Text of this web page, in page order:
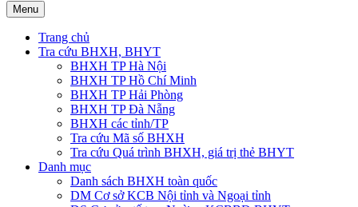
Menu
Trang chủ
Tra cứu BHXH, BHYT
BHXH TP Hà Nội
BHXH TP Hồ Chí Minh
BHXH TP Hải Phòng
BHXH TP Đà Nẵng
BHXH các tỉnh/TP
Tra cứu Mã số BHXH
Tra cứu Quá trình BHXH, giá trị thẻ BHYT
Danh mục
Danh sách BHXH toàn quốc
DM Cơ sở KCB Nội tỉnh và Ngoại tỉnh